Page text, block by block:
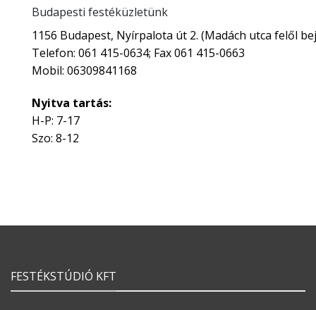
Budapesti festéküzletünk
1156 Budapest, Nyírpalota út 2. (Madách utca felől
Telefon: 061 415-0634; Fax 061 415-0663
Mobil: 06309841168
Nyitva tartás:
H-P: 7-17
Szo: 8-12
FESTÉKSTÚDIÓ KFT